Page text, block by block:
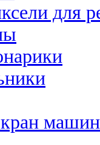
для